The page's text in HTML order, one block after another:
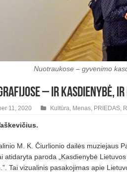
Nuotraukose – gyvenimo
– ir kasdienybė, ir
11, 2020 Kultūra Menas, PRIEDAS,
M. K. Čiurlionio dailės muziejaus
atidaryta paroda „Kasdienybė
Tai vizualinis pasakojimas apie